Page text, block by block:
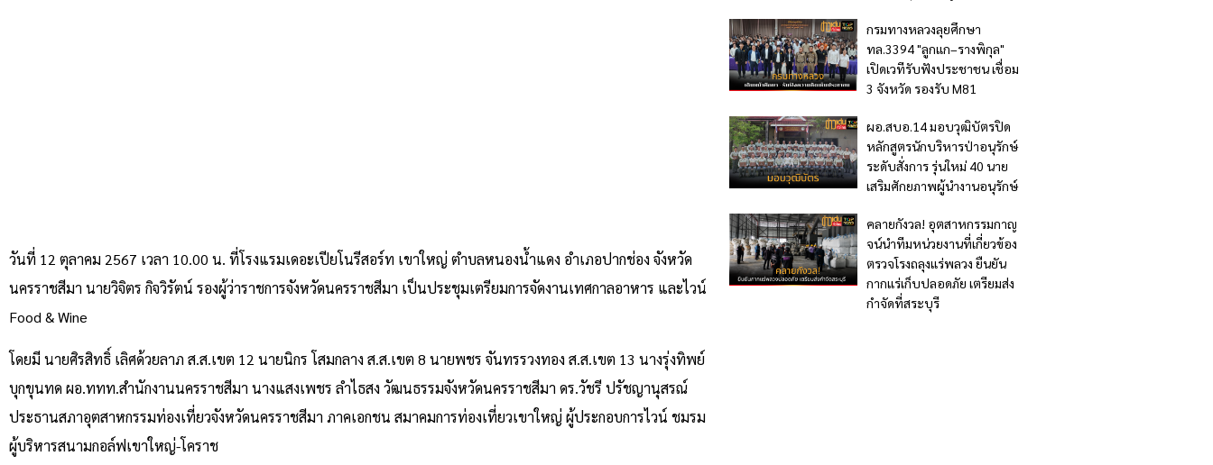
วันที่ 12 ตุลาคม 2567 เวลา 10.00 น. ที่โรงแรมเดอะเปียโนรีสอร์ท เขาใหญ่ ตำบลหนองน้ำแดง อำเภอปากช่อง จังหวัด
นครราชสีมา นายวิจิตร กิจวิรัตน์ รองผู้ว่าราชการจังหวัดนครราชสีมา เป็นประชุมเตรียมการจัดงานเทศกาลอาหาร และไวน์
Food & Wine
โดยมี นายศิรสิทธิ์ เลิศด้วยลาภ ส.ส.เขต 12 นายนิกร โสมกลาง ส.ส.เขต 8 นายพชร จันทรรวงทอง ส.ส.เขต 13 นางรุ่งทิพย์
บุกขุนทด ผอ.ททท.สำนักงานนครราชสีมา นางแสงเพชร ลำไธสง วัฒนธรรมจังหวัดนครราชสีมา ดร.วัชรี ปรัชญานุสรณ์
ประธานสภาอุตสาหกรรมท่องเที่ยวจังหวัดนครราชสีมา ภาคเอกชน สมาคมการท่องเที่ยวเขาใหญ่ ผู้ประกอบการไวน์ ชมรม
ผู้บริหารสนามกอล์ฟเขาใหญ่-โคราช
กรมทางหลวงลุยศึกษา
ทล.3394 "ลูกแก–รางพิกุล"
เปิดเวทีรับฟังประชาชน เชื่อม
3 จังหวัด รองรับ M81
ผอ.สบอ.14 มอบวุฒิบัตรปิด
หลักสูตรนักบริหารป่าอนุรักษ์
ระดับสั่งการ รุ่นใหม่ 40 นาย
เสริมศักยภาพผู้นำงานอนุรักษ์
คลายกังวล! อุตสาหกรรมกาญ
จน์นำทีมหน่วยงานที่เกี่ยวข้อง
ตรวจโรงถลุงแร่พลวง ยืนยัน
กากแร่เก็บปลอดภัย เตรียมส่ง
กำจัดที่สระบุรี